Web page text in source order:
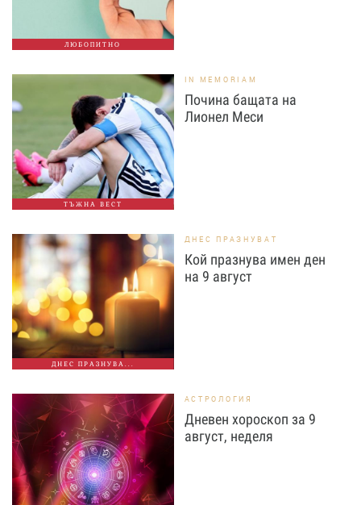
ЛЮБОПИТНО
ТЪЖНА ВЕСТ
IN MEMORIAM
Почина бащата на
Лионел Меси
ДНЕС ПРАЗНУВА...
ДНЕС ПРАЗНУВАТ
Кой празнува имен ден
на 9 август
АСТРОЛОГИЯ
Дневен хороскоп за 9
август, неделя